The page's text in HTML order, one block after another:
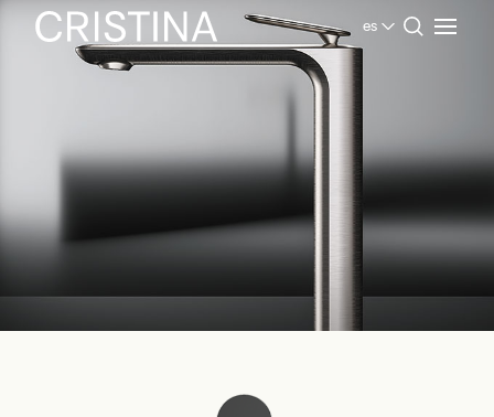
es
Home
Productos Baño
Contemporary Collection
FOIL